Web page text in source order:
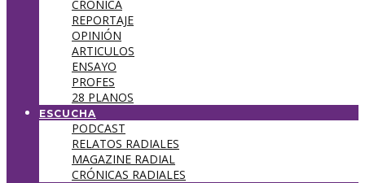
CRÓNICA
REPORTAJE
OPINIÓN
ARTICULOS
ENSAYO
PROFES
28 PLANOS
ESCUCHA
PODCAST
RELATOS RADIALES
MAGAZINE RADIAL
CRÓNICAS RADIALES